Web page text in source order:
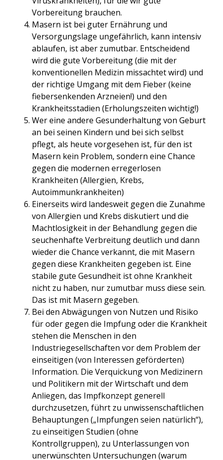
Vorbereitung brauchen.
Masern ist bei guter Ernährung und
Versorgungslage ungefährlich, kann intensiv
ablaufen, ist aber zumutbar. Entscheidend
wird die gute Vorbereitung (die mit der
konventionellen Medizin missachtet wird) und
der richtige Umgang mit dem Fieber (keine
fiebersenkenden Arzneien!) und den
Krankheitsstadien (Erholungszeiten wichtig!)
Wer eine andere Gesunderhaltung von Geburt
an bei seinen Kindern und bei sich selbst
pflegt, als heute vorgesehen ist, für den ist
Masern kein Problem, sondern eine Chance
gegen die modernen erregerlosen
Krankheiten (Allergien, Krebs,
Autoimmunkrankheiten)
Einerseits wird landesweit gegen die Zunahme
von Allergien und Krebs diskutiert und die
Machtlosigkeit in der Behandlung gegen die
seuchenhafte Verbreitung deutlich und dann
wieder die Chance verkannt, die mit Masern
gegen diese Krankheiten gegeben ist. Eine
stabile gute Gesundheit ist ohne Krankheit
nicht zu haben, nur zumutbar muss diese sein.
Das ist mit Masern gegeben.
Bei den Abwägungen von Nutzen und Risiko
für oder gegen die Impfung oder die Krankheit
stehen die Menschen in den
Industriegesellschaften vor dem Problem der
einseitigen (von Interessen geförderten)
Information. Die Verquickung von Medizinern
und Politikern mit der Wirtschaft und dem
Anliegen, das Impfkonzept generell
durchzusetzen, führt zu unwissenschaftlichen
Behauptungen („Impfungen seien natürlich“),
zu einseitigen Studien (ohne
Kontrollgruppen), zu Unterlassungen von
unerwünschten Untersuchungen (warum